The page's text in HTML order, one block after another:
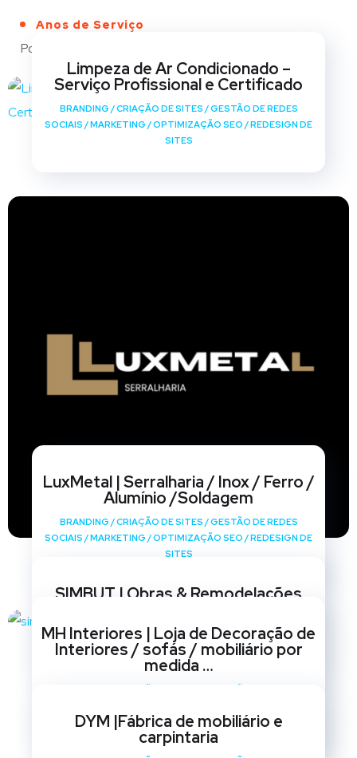
Anos de Serviço
Portfólio
Limpeza de Ar Condicionado –
Serviço Profissional e Certificado
BRANDING /CRIAÇÃO DE SITES /GESTÃO DE REDES
SOCIAIS /MARKETING /OPTIMIZAÇÃO SEO /REDESIGN DE
SITES
LuxMetal | Serralharia / Inox / Ferro /
Alumínio /Soldagem
BRANDING /CRIAÇÃO DE SITES /GESTÃO DE REDES
SOCIAIS /MARKETING /OPTIMIZAÇÃO SEO /REDESIGN DE
SITES
SIMBUT | Obras & Remodelações
SOCIAIS /MARKETING OPTIMIZAÇÃO SEO/ REDESIGN DE
SITES
MH Interiores | Loja de Decoração de
Interiores / sofás / mobiliário por
medida …
SITES
DYM |Fábrica de mobiliário e
carpintaria